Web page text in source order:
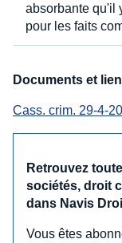
absorbante qu'il
pour les faits
Documents et
Cass. crim. 29-4-
Retrouvez
sociétés, droit
dans Navis
Vous êtes